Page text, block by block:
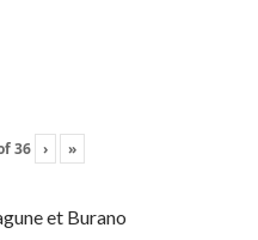
36 › »
et Burano